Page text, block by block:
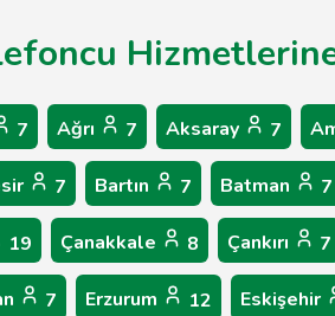
7 Ağrı 7 Aksaray 7
7 Bartın 7 Batman 7
19 Çanakkale 8 Çankırı 7
7 Erzurum 12 Eskişehir